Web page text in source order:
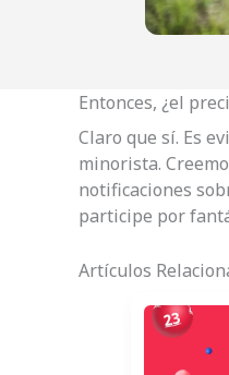
Entonces, ¿el
Claro que sí. Es
minorista.
notificaciones
participe por
Artículos